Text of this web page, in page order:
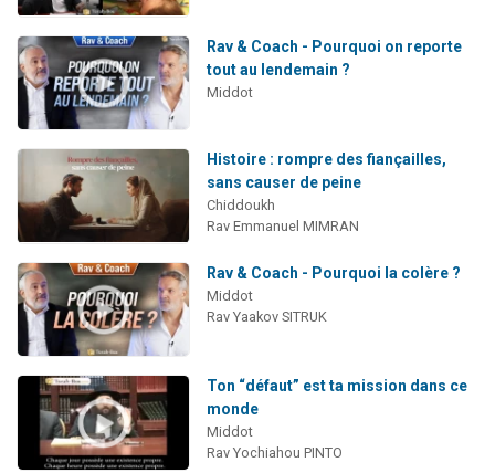
Rav & Coach - Pourquoi on reporte
tout au lendemain ?
Middot
Histoire : rompre des fiançailles,
sans causer de peine
Chiddoukh
Rav Emmanuel MIMRAN
Rav & Coach - Pourquoi la colère ?
Middot
Rav Yaakov SITRUK
Ton “défaut” est ta mission dans ce
monde
Middot
Rav Yochiahou PINTO